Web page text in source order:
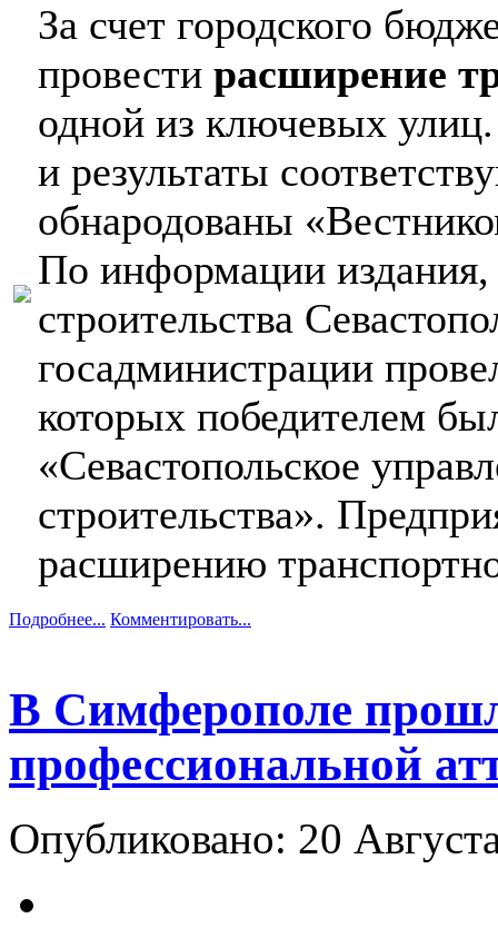
За счет городского
провести расширение
одной из ключевых
и результаты
обнародованы
По информации издания,
строительства
госадминистрации
которых победителем
«Севастопольское
строительства».
расширению
Подробнее... Комментировать...
В Симферополе
профессиональной
Опубликовано: 20